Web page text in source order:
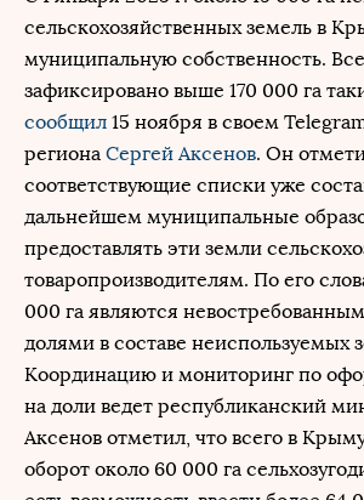
сельскохозяйственных земель в
муниципальную собственность.
зафиксировано выше 170 000 га
сообщил 15 ноября в своем
региона Сергей Аксенов. Он
соответствующие списки уже
дальнейшем муниципальные
предоставлять эти земли
товаропроизводителям. По его
000 га являются
долями в составе неиспользуемых
Координацию и мониторинг по
на доли ведет республиканский
Аксенов отметил, что всего в
оборот около 60 000 га